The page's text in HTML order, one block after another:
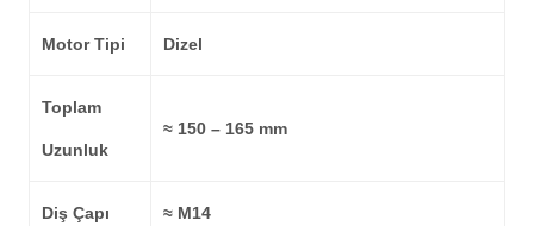
Motor Tipi Dizel
Toplam
Uzunluk
≈ 150 – 165 mm
Diş Çapı ≈ M14